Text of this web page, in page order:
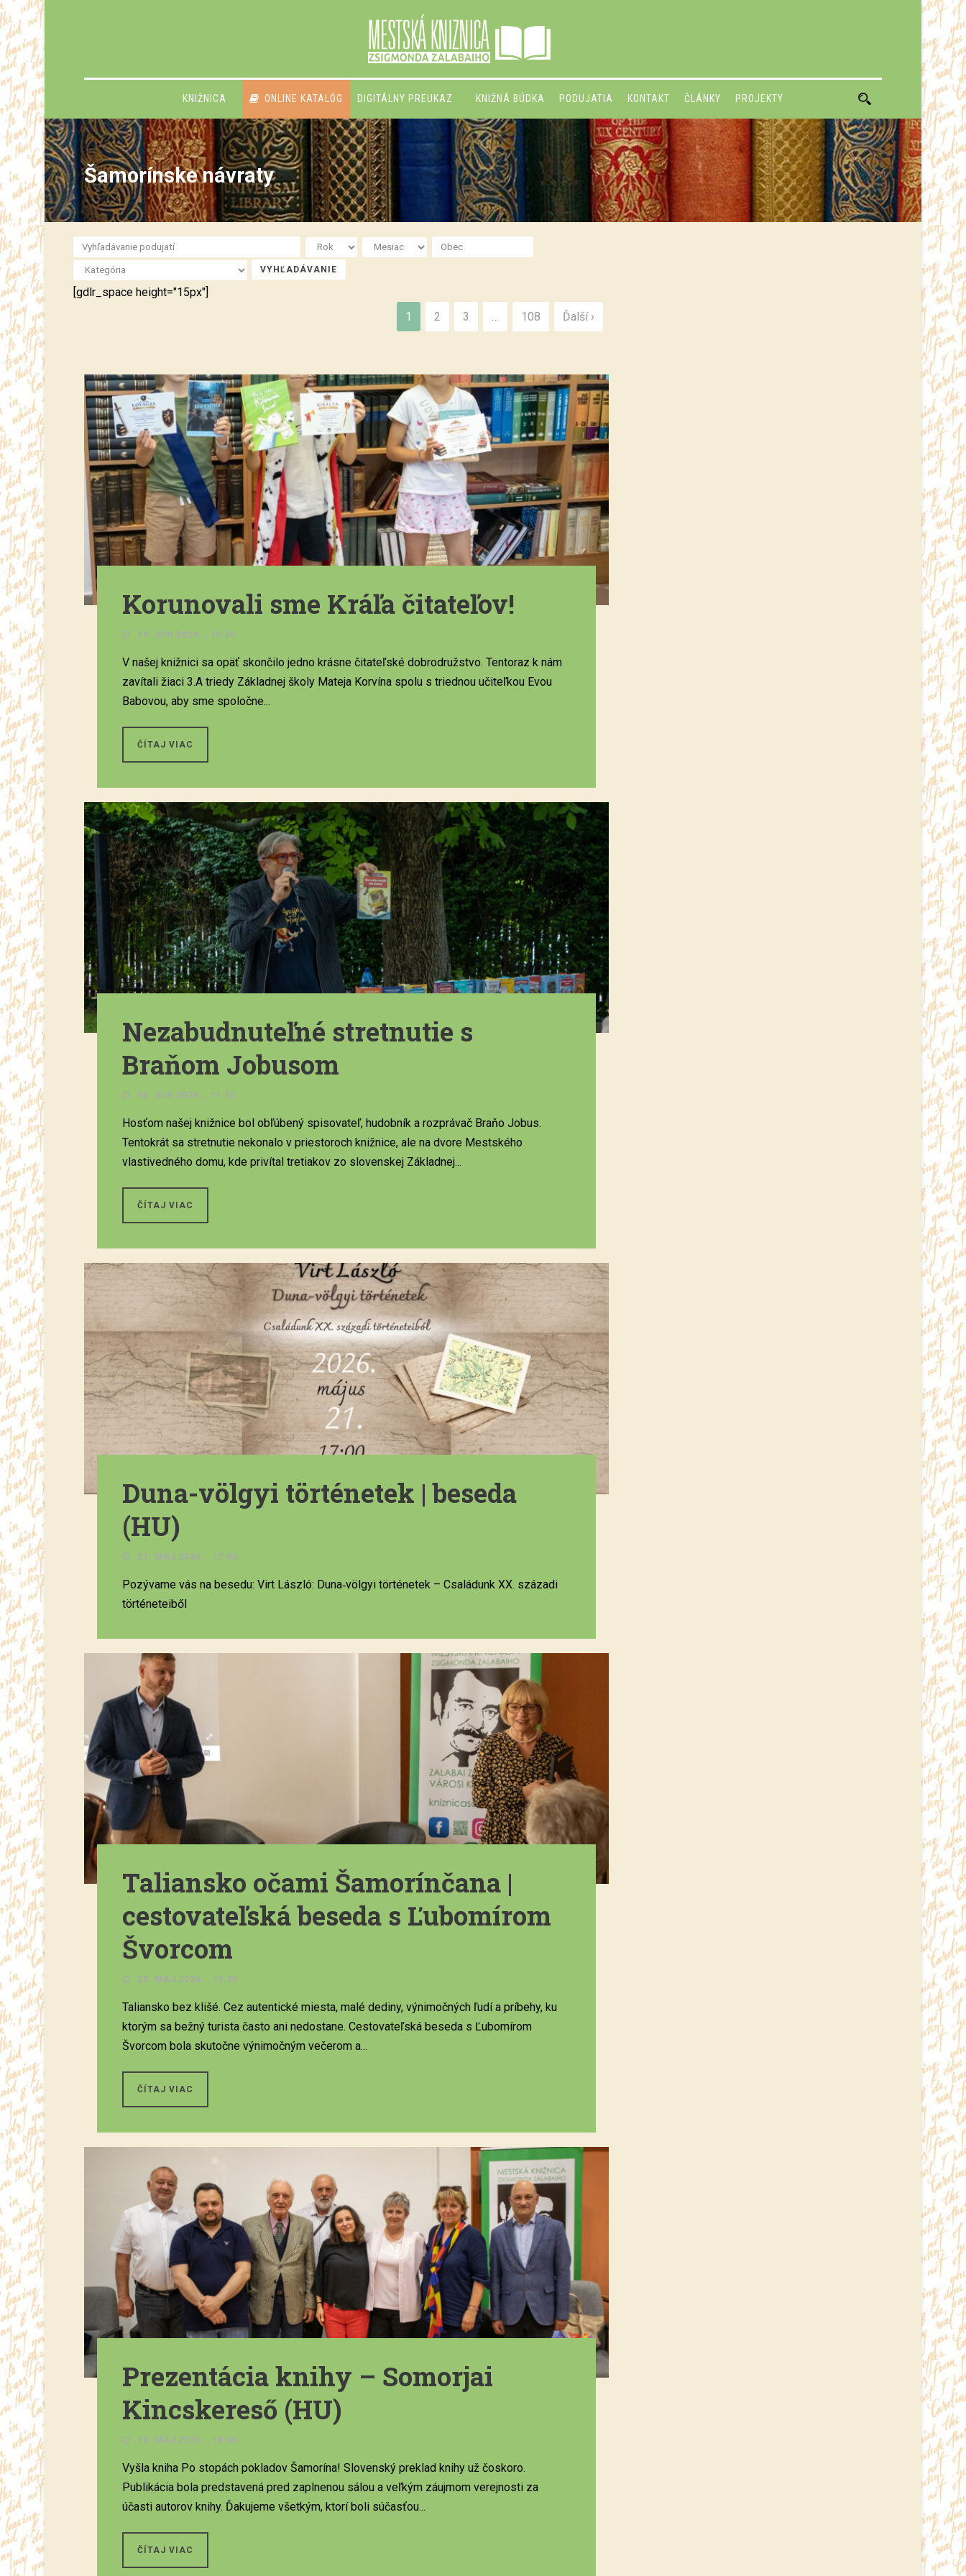
KNIŽNICA ONLINE KATALÓG DIGITÁLNY PREUKAZ KNIŽNÁ BÚDKA PODUJATIA KONTAKT ČLÁNKY PROJEKTY
Šamorínske návraty
[gdlr_space height="15px"]
1
2 3 … 108 Ďalší ›
Korunovali sme Kráľa čitateľov!
19. JÚN 2026. , 10:30
V našej knižnici sa opäť skončilo jedno krásne čitateľské dobrodružstvo. Tentoraz k nám
zavítali žiaci 3.A triedy Základnej školy Mateja Korvína spolu s triednou učiteľkou Evou
Babovou, aby sme spoločne...
ČÍTAJ VIAC
Nezabudnuteľné stretnutie s
Braňom Jobusom
05. JÚN 2026. , 11:30
Hosťom našej knižnice bol obľúbený spisovateľ, hudobník a rozprávač Braňo Jobus.
Tentokrát sa stretnutie nekonalo v priestoroch knižnice, ale na dvore Mestského
vlastivedného domu, kde privítal tretiakov zo slovenskej Základnej...
ČÍTAJ VIAC
Duna-völgyi történetek | beseda
(HU)
21. MÁJ 2026. , 17:00
Pozývame vás na besedu: Virt László: Duna‑völgyi történetek – Családunk XX. századi
történeteiből
Taliansko očami Šamorínčana |
cestovateľská beseda s Ľubomírom
Švorcom
20. MÁJ 2026. , 17:30
Taliansko bez klišé. Cez autentické miesta, malé dediny, výnimočných ľudí a príbehy, ku
ktorým sa bežný turista často ani nedostane. Cestovateľská beseda s Ľubomírom
Švorcom bola skutočne výnimočným večerom a...
ČÍTAJ VIAC
Prezentácia knihy – Somorjai
Kincskereső (HU)
19. MÁJ 2026. , 18:00
Vyšla kniha Po stopách pokladov Šamorína! Slovenský preklad knihy už čoskoro.
Publikácia bola predstavená pred zaplnenou sálou a veľkým záujmom verejnosti za
účasti autorov knihy. Ďakujeme všetkým, ktorí boli súčasťou...
ČÍTAJ VIAC